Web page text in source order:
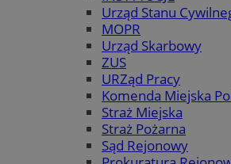
Urząd Stanu
MOPR
Urząd Skarbowy
ZUS
URZąd Pracy
Komenda Miejska
Straż Miejska
Straż Pożarna
Sąd Rejonowy